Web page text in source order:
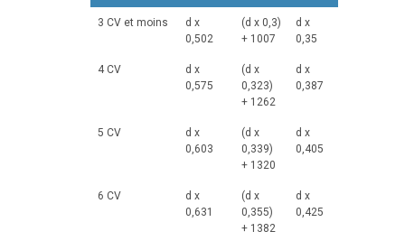
3 CV et moins
d x
0,502
(d x 0,3)
+ 1007
d x
0,35
4 CV
d x
0,575
(d x
0,323)
+ 1262
d x
0,387
5 CV
d x
0,603
(d x
0,339)
+ 1320
d x
0,405
6 CV
d x
0,631
(d x
0,355)
+ 1382
d x
0,425